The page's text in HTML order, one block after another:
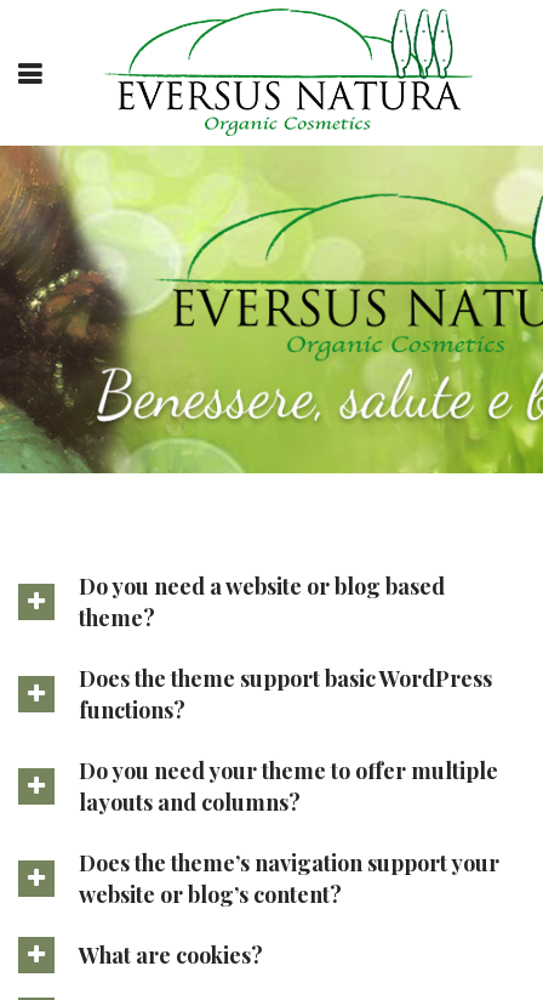
Do you need a website or blog based
theme?
Does the theme support basic WordPress
functions?
Do you need your theme to offer multiple
layouts and columns?
Does the theme’s navigation support your
website or blog’s content?
What are cookies?